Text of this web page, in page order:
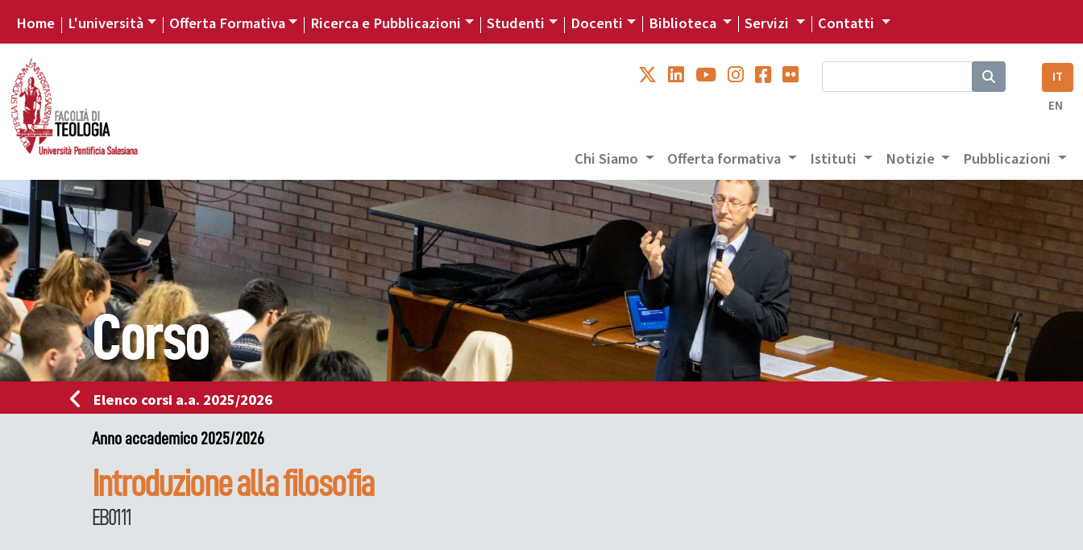
Home L'università Offerta Formativa Ricerca e Pubblicazioni Studenti Docenti Biblioteca Servizi Contatti
IT
EN
Chi Siamo Offerta formativa Istituti Notizie Pubblicazioni
Corso
Elenco corsi a.a. 2025/2026
Anno accademico 2025/2026
Introduzione alla filosofia
EB0111